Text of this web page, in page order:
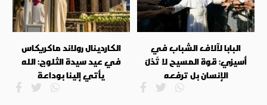
البابا لآلاف الشباب في
أسيزي: قوة المسيح لا تُذلّ
الإنسان بل ترفعه
الكاردينال رولاند ماكريكاس
في عيد سيدة الثلوج: الله
يأتي إلينا بوداعة